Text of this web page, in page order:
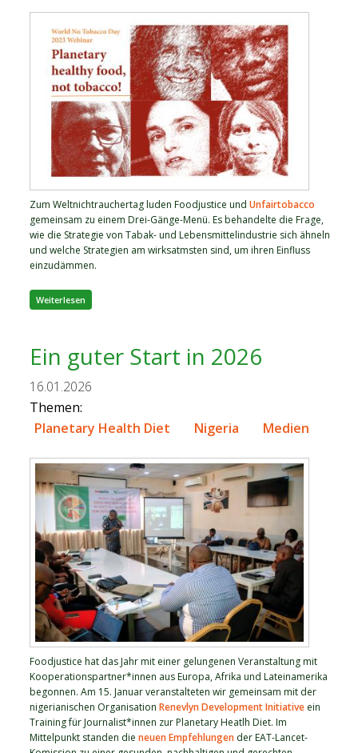
Zum Weltnichtrauchertag luden Foodjustice undUnfairtobacco
gemeinsam zu einem Drei-Gänge-Menü. Es behandelte die Frage,
wie die Strategie von Tabak- und Lebensmittelindustrie sich ähneln
und welche Strategien am wirksatmsten sind, um ihren Einfluss
einzudämmen.
Weiterlesen
Tobacco!!
Ein guter Start in 2026
16.01.2026
Themen:
Planetary Health Diet
Nigeria Medien
Foodjustice hat das Jahr mit einer gelungenen Veranstaltung mit
Kooperationspartner*innen aus Europa, Afrika und Lateinamerika
begonnen. Am 15. Januar veranstalteten wir gemeinsam mit der
nigerianischen OrganisationRenevlyn Development Initiative ein
Training für Journalist*innen zur Planetary Heatlh Diet. Im
Mittelpunkt standen dieneuen Empfehlungen der EAT-Lancet-